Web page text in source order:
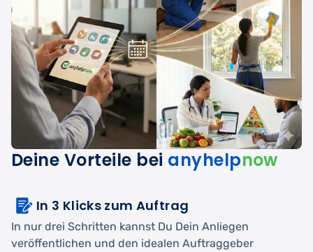
Deine Vorteile bei anyhelpnow
In 3 Klicks zum Auftrag
In nur drei Schritten kannst Du Dein Anliegen
veröffentlichen und den idealen Auftraggeber